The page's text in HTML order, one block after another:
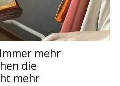
mehr
die
mehr